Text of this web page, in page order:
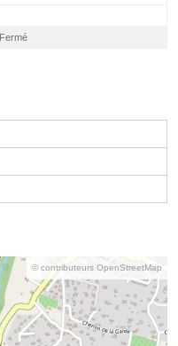
Fermé
© contributeurs OpenStreetMap